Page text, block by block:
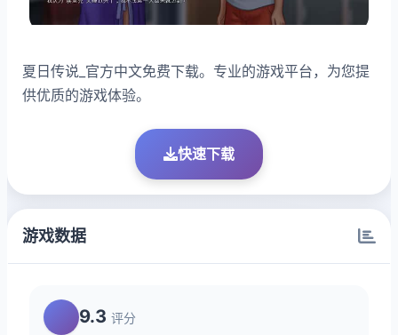
夏日传说_官方中文免费下载。专业的游戏平台，为您提
供优质的游戏体验。
快速下载
游戏数据
9.3 评分